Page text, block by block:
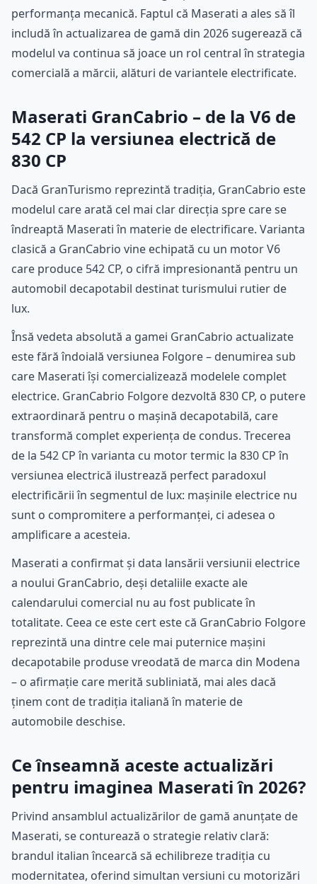
performanța mecanică. Faptul că Maserati a ales să îl
includă în actualizarea de gamă din 2026 sugerează că
modelul va continua să joace un rol central în strategia
comercială a mărcii, alături de variantele electrificate.
Maserati GranCabrio – de la V6 de
542 CP la versiunea electrică de
830 CP
Dacă GranTurismo reprezintă tradiția, GranCabrio este
modelul care arată cel mai clar direcția spre care se
îndreaptă Maserati în materie de electrificare. Varianta
clasică a GranCabrio vine echipată cu un motor V6
care produce 542 CP, o cifră impresionantă pentru un
automobil decapotabil destinat turismului rutier de
lux.
Însă vedeta absolută a gamei GranCabrio actualizate
este fără îndoială versiunea Folgore – denumirea sub
care Maserati își comercializează modelele complet
electrice. GranCabrio Folgore dezvoltă 830 CP, o putere
extraordinară pentru o mașină decapotabilă, care
transformă complet experiența de condus. Trecerea
de la 542 CP în varianta cu motor termic la 830 CP în
versiunea electrică ilustrează perfect paradoxul
electrificării în segmentul de lux: mașinile electrice nu
sunt o compromitere a performanței, ci adesea o
amplificare a acesteia.
Maserati a confirmat și data lansării versiunii electrice
a noului GranCabrio, deși detaliile exacte ale
calendarului comercial nu au fost publicate în
totalitate. Ceea ce este cert este că GranCabrio Folgore
reprezintă una dintre cele mai puternice mașini
decapotabile produse vreodată de marca din Modena
– o afirmație care merită subliniată, mai ales dacă
ținem cont de tradiția italiană în materie de
automobile deschise.
Ce înseamnă aceste actualizări
pentru imaginea Maserati în 2026?
Privind ansamblul actualizărilor de gamă anunțate de
Maserati, se conturează o strategie relativ clară:
brandul italian încearcă să echilibreze tradiția cu
modernitatea, oferind simultan versiuni cu motorizări